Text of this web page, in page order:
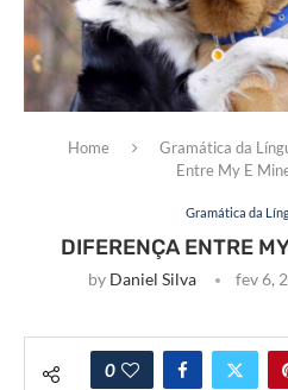
Home Gramática da
Entre My E
Gramática da
DIFERENÇA ENTRE
by Daniel Silva fev 6,
0